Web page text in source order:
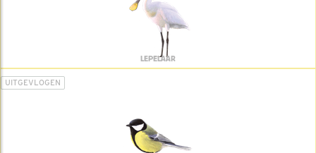
LEPELAAR
UITGEVLOGEN